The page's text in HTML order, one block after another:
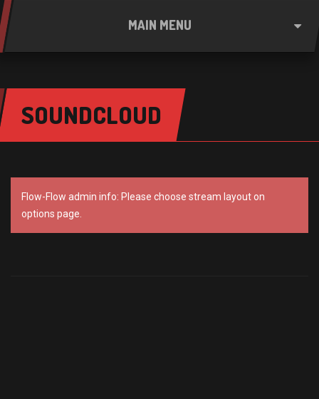
MAIN MENU
SOUNDCLOUD
Flow-Flow admin info: Please choose stream layout on
options page.